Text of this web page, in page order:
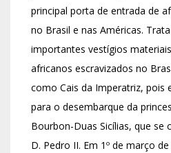
principal porta de entrada de
no Brasil e nas Américas.
importantes vestígios
africanos escravizados no
como Cais da Imperatriz, pois
para o desembarque da
Bourbon-Duas Sicílias, que
D. Pedro II. Em 1º de março